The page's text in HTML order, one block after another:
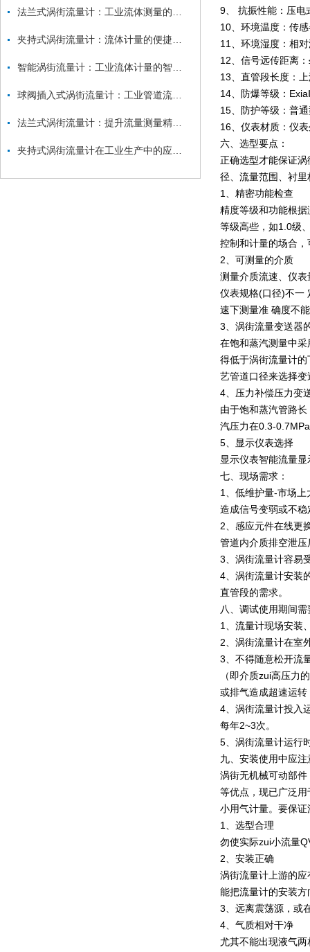
9、 抗振性能：压
10、环境温度：传
11、环境湿度：相
12、信号远传距离
13、直管段长度：
14、防爆等级：
15、防护等级：普
16、仪表材质：仪
六、选型要点：
正确选型才能保证
径、流量范围、衬
1、精密功能检查
精度等级和功能根
等级高些，如1.0级
控制和计量的场合
2、可测量的介质
测量介质流速、仪
仪表规格(口径)不一
速下测量准 确度不
3、涡街流量变送器
在饱和蒸汽测量中
得低于涡街流量计
艺管道口径来选择变
4、压力补偿压力变
由于饱和蒸汽管路
汽压力在0.3-
5、显示仪表选择
显示仪表智能流量
七、现场需求：
1、低维护量-市场
造成信号变弱或不
2、感应元件在线更
管道内介质排空泄
3、涡街流量计容易
4、涡街流量计安装
直管段的需求。
八、调试使用期间
1、流量计现场安装
2、涡街流量计在室
3、不得随意松开流
（即介质zui高压力
或排气造成超速运
4、涡街流量计投入
每年2~3次。
5、涡街流量计运行
九、安装使用中应
涡街无机械可动部
等优点，现已广泛
小用气计量。要保
1、选型合理
勿使实际zui小流量
2、安装正确
涡街流量计上游的
能把流量计的安装
3、远离震荡源，或
4、气质相对干净
尤其不能出现液气